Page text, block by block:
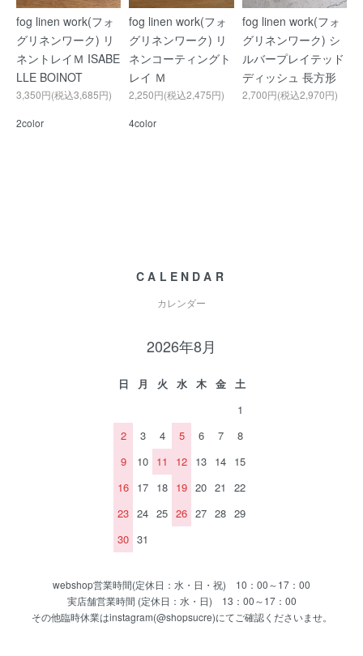
fog linen work(フォ
グリネンワーク) リ
ネントレイＭ ISABE
LLE BOINOT
3,350円(税込3,685円)
2color
fog linen work(フォ
グリネンワーク) リ
ネンコーティングト
レイ Ｍ
2,250円(税込2,475円)
4color
fog linen work(フォ
グリネンワーク) シ
ルバープレイテッド
ディッシュ 長方形
2,700円(税込2,970円)
CALENDAR
カレンダー
2026年8月
日 月 火 水 木 金
土
1
2
3 4 5 6 7
8
9
10 11 12 13 14 15
16 17 18 19 20 21
22
23 24 25 26 27 28 29
30 31
webshop営業時間(定休日：水・日・祝) 10：00～17：00
実店舗営業時間 (定休日：水・日) 13：00～17：00
その他臨時休業はinstagram(@shopsucre)にてご確認くださいませ。